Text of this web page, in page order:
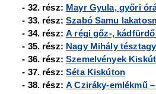
- 32. rész: Mayr Gyula, győri
- 33. rész:Szabó Samu
- 34. rész:A régi gőz-,
- 35. rész: Nagy Mihály
- 36. rész:Szemelvények
- 37. rész:Séta Kiskúton
- 38. rész:A Cziráky-emlékmű